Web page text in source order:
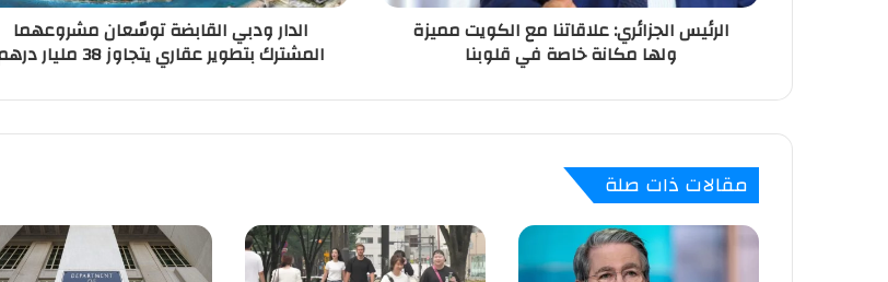
الرئيس الجزائري: علاقاتنا مع الكويت مميزة
ولها مكانة خاصة في قلوبنا
الدار ودبي القابضة توسّعان مشروعهما
المشترك بتطوير عقاري يتجاوز 38 مليار درهم
مقالات ذات صلة